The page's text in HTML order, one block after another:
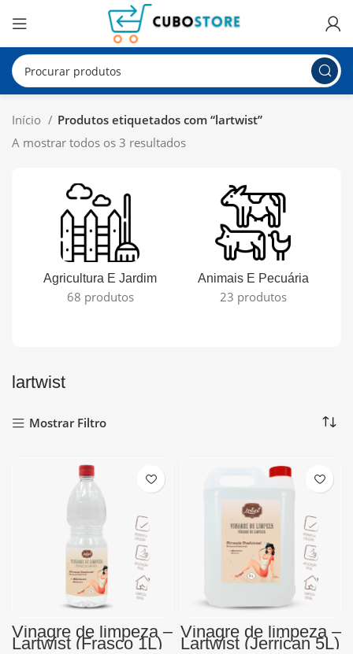
Início
Produtos etiquetados com “lartwist”
A mostrar todos os 3 resultados
Agricultura E Jardim
68 produtos
Animais E Pecuária
23 produtos
lartwist
Mostrar Filtro
Vinagre de limpeza –
Lartwist (Frasco 1L)
Vinagre de limpeza –
Lartwist (Jerrican 5L)